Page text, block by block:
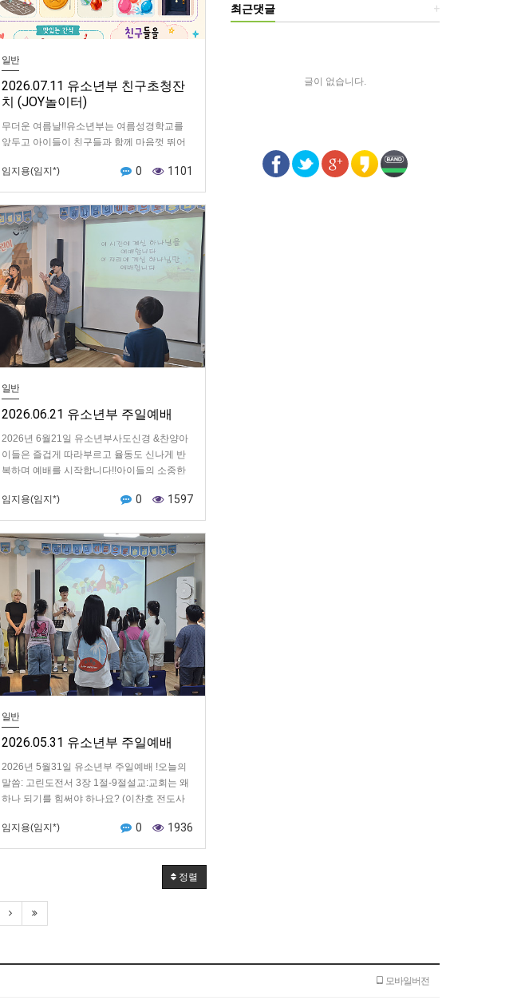
일반
2026.07.11 유소년부 친구초청잔
치 (JOY놀이터)
무더운 여름날!!유소년부는 여름성경학교를
앞두고 아이들이 친구들과 함께 마음껏 뛰어
잔치를 진행했습니다!​ ( 6가지의 신나는 부스
들로 아이…
임지용(임지*) 0 1101
일반
2026.06.21 유소년부 주일예배
2026년 6월21일 유소년부사도신경 &찬양아
이들은 즐겁게 따라부르고 율동도 신나게 반
복하며 예배를 시작합니다!!아이들의 소중한
아…
임지용(임지*) 0 1597
일반
2026.05.31 유소년부 주일예배
2026년 5월31일 유소년부 주일예배 !오늘의
말씀: 고린도전서 3장 1절-9절설교:교회는 왜
하나 되기를 힘써야 하나요? (이찬호 전도사
임지용(임지*)
0 1936
정렬
+
최근댓글
글이 없습니다.
모바일버전